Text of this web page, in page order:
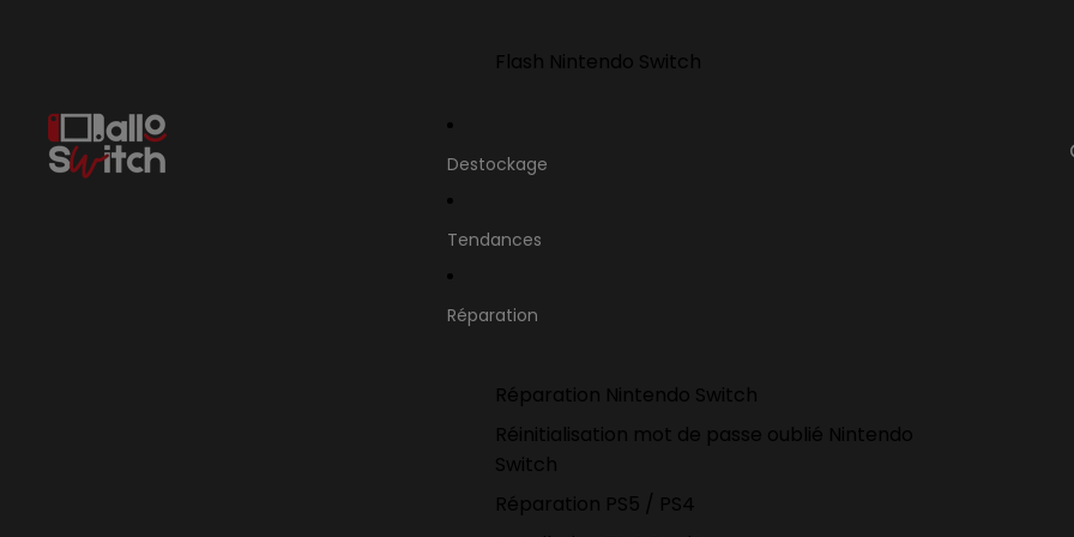
Flash Nintendo Switch
Destockage
Tendances
Réparation
Réparation Nintendo Switch
Réinitialisation mot de passe oublié Nintendo
Switch
Réparation PS5 / PS4